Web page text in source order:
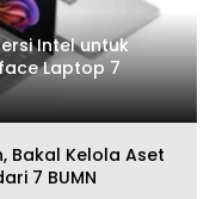
Intel untuk
Laptop 7
Bakal Kelola Aset
7 BUMN